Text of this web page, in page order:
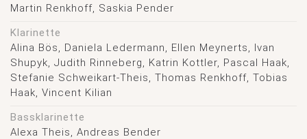
Martin Renkhoff, Saskia Pender
Klarinette
Alina Bös, Daniela Ledermann, Ellen Meynerts, Ivan
Shupyk, Judith Rinneberg, Katrin Kottler, Pascal Haak,
Stefanie Schweikart-Theis, Thomas Renkhoff, Tobias
Haak, Vincent Kilian
Bassklarinette
Alexa Theis, Andreas Bender